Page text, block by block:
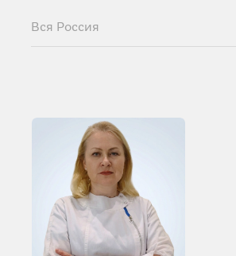
Вся Россия